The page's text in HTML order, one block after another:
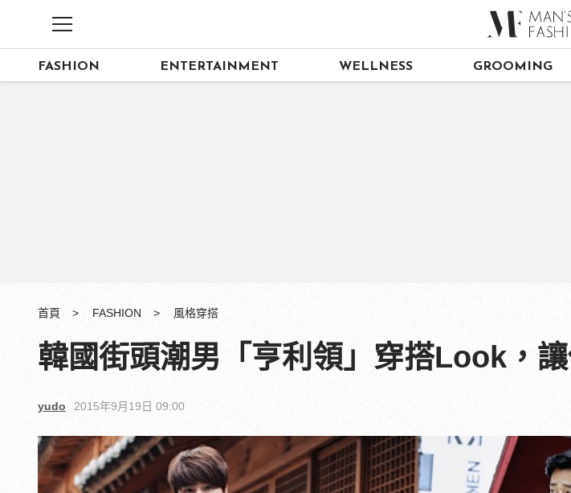
FASHION ENTERTAINMENT WELLNESS GROOMING
首頁 FASHION 風格穿搭
韓國街頭潮男「亨利領」穿搭Look，
yudo 2015年9月19日 09:00